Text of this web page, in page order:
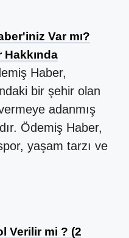
Var mı?
Hakkında
Haber,
bir şehir olan
adanmış
Ödemiş Haber,
yaşam tarzı ve
Verilir mi ? (2